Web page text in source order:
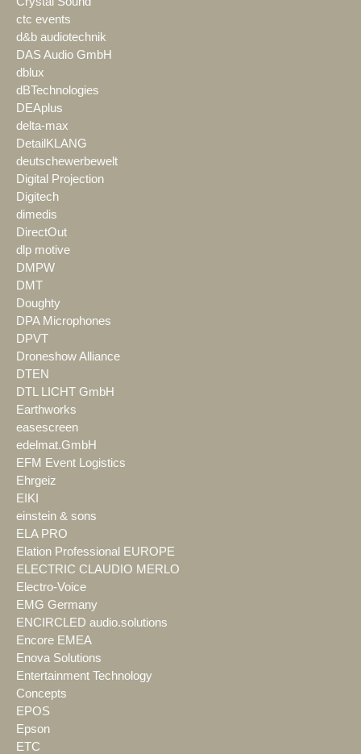
ctc events
d&b audiotechnik
DAS Audio GmbH
dblux
dBTechnologies
DEAplus
delta-max
DetailKLANG
deutschewerbewelt
Digital Projection
Digitech
dimedis
DirectOut
dlp motive
DMPW
DMT
Doughty
DPA Microphones
DPVT
Droneshow Alliance
DTEN
DTL LICHT GmbH
Earthworks
easescreen
edelmat.GmbH
EFM Event Logistics
Ehrgeiz
EIKI
einstein & sons
ELA PRO
Elation Professional EUROPE
ELECTRIC CLAUDIO MERLO
Electro-Voice
EMG Germany
ENCIRCLED audio.solutions
Encore EMEA
Enova Solutions
Entertainment Technology
Concepts
EPOS
Epson
ETC